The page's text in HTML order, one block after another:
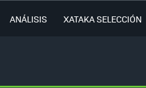
ANÁLISIS XATAKA SELECCIÓN